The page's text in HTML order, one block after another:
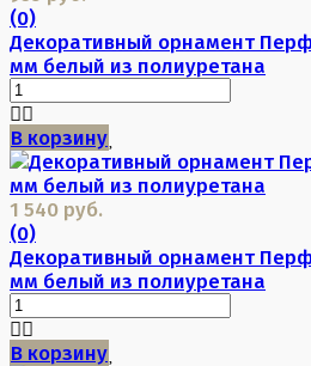
(0)
Декоративный орнамент
мм белый из полиуретана
В корзину
1 540 руб.
(0)
Декоративный орнамент
мм белый из полиуретана
В корзину